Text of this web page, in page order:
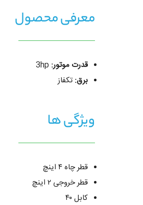
معرفی محصول
قدرت موتور:
برق: تکفاز
ویژگی ها
قطر چاه ۴ اینچ
قطر خروجی ۲ اینچ
کابل ۴۰